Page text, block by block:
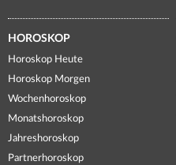
HOROSKOP
Horoskop Heute
Horoskop Morgen
Wochenhoroskop
Monatshoroskop
Jahreshoroskop
Partnerhoroskop